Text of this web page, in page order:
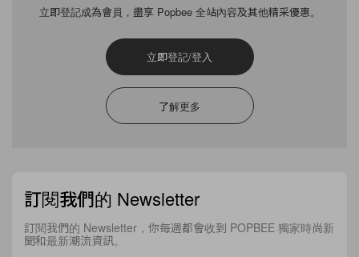
在 Instagram 查看這則貼文
最近在節目《Salon Drip 2》上，Jisoo 就分享自己沒有
工作的時候，非常喜歡留在家中休息，不是在床上躺著
就是在沙發上躺著，而且非常熱愛打手機遊戲。她透
立即登記成為會員，盡享 Popbee 全站內容及其他精采優惠。
立即登記/登入
了解更多
訂閱我們的 Newsletter
訂閱我們的 Newsletter，你每週都會收到 POPBEE 獨家時尚新
聞和最新潮流資訊。